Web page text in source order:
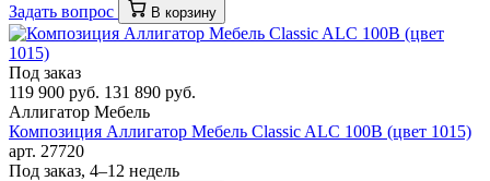
Задать вопрос
В корзину
Под заказ
119 900 руб. 131 890 руб.
Аллигатор Мебель
Композиция Аллигатор Мебель Classic ALC 100В (цвет 1015)
арт. 27720
Под заказ, 4–12 недель